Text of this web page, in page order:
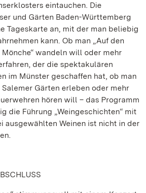
eintauchen. Die
und Gärten Baden-Württemberg
Tageskarte an, mit der man beliebig
kann. Ob man „Auf den
wandeln will oder mehr
der die spektakulären
im Münster geschaffen hat, ob man
Gärten erleben oder mehr
hören will – das Programm
die Führung „Weingeschichten“ mit
ausgewählten Weinen ist nicht in der